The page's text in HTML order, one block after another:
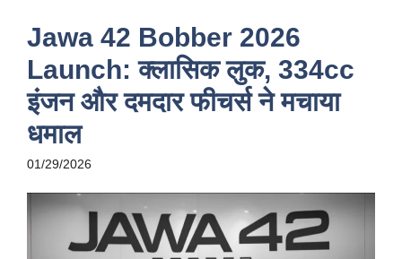
Jawa 42 Bobber 2026
Launch: क्लासिक लुक, 334cc
इंजन और दमदार फीचर्स ने मचाया
धमाल
01/29/2026